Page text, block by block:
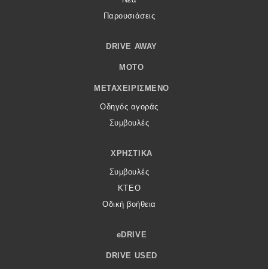
Παρουσιάσεις
DRIVE AWAY
MOTO
ΜΕΤΑΧΕΙΡΙΣΜΈΝΟ
Οδηγός αγοράς
Συμβουλές
ΧΡΗΣΤΙΚΆ
Συμβουλές
ΚΤΕΟ
Οδική βοήθεια
eDRIVE
DRIVE USED